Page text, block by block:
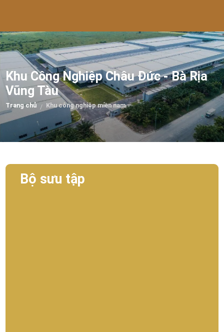
Khu Công Nghiệp Châu Đức - Bà Rịa
Vũng Tàu
Trang chủ / Khu công nghiệp miền nam
Bộ sưu tập